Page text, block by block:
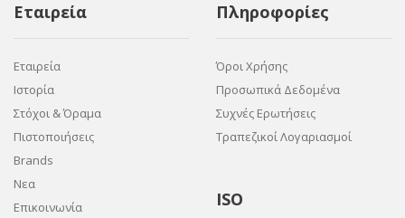
Εταιρεία
Εταιρεία
Ιστορία
Στόχοι & Όραμα
Πιστοποιήσεις
Brands
Νεα
Επικοινωνία
Πληροφορίες
Όροι Χρήσης
Προσωπικά Δεδομένα
Συχνές Ερωτήσεις
Τραπεζικοί Λογαριασμοί
ISO